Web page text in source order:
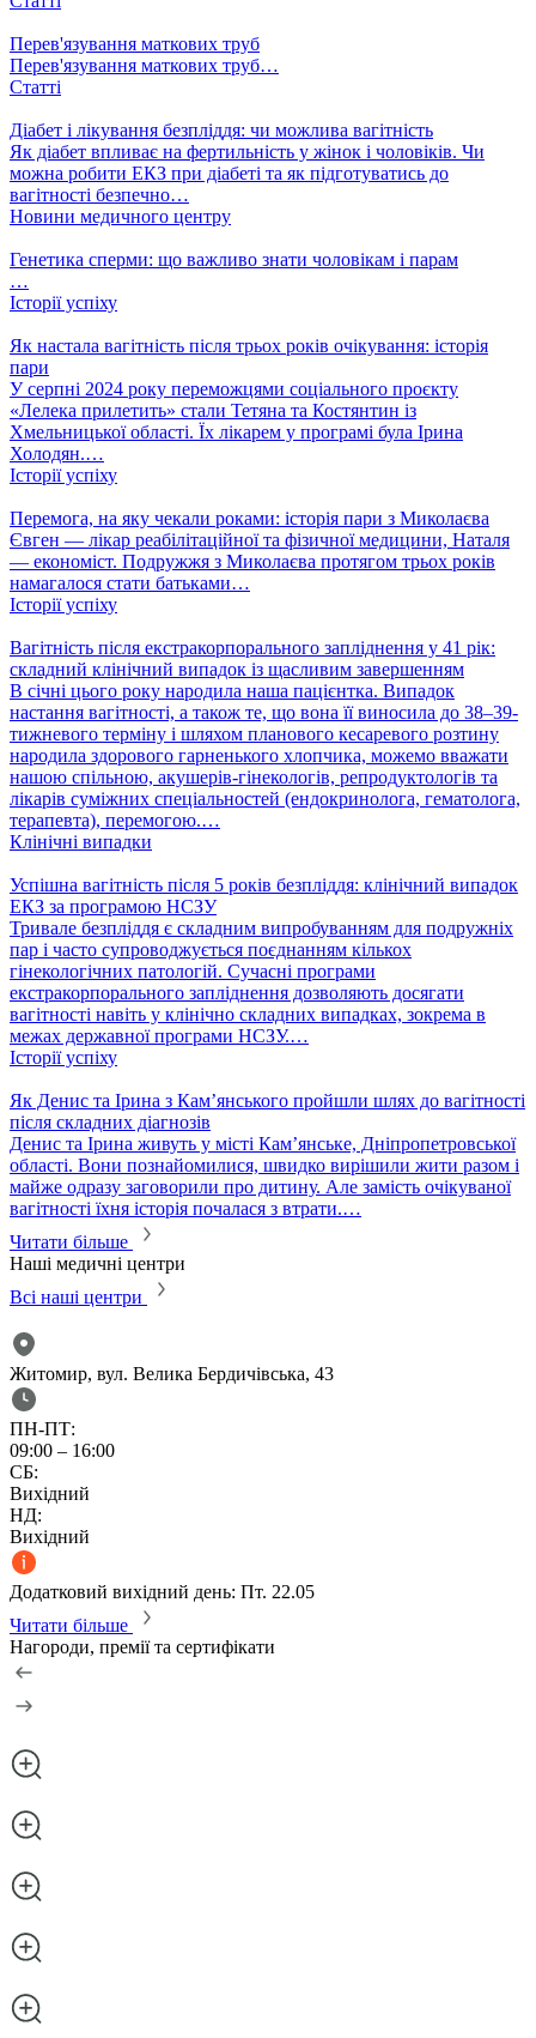
Перев'язування маткових труб
Перев'язування маткових труб…
Статті
Діабет і лікування безпліддя: чи можлива вагітність
Як діабет впливає на фертильність у жінок і чоловіків. Чи
можна робити ЕКЗ при діабеті та як підготуватись до
вагітності безпечно…
Новини медичного центру
Генетика сперми: що важливо знати чоловікам і парам
…
Історії успіху
Як настала вагітність після трьох років очікування: історія
пари
У серпні 2024 року переможцями соціального проєкту
«Лелека прилетить» стали Тетяна та Костянтин із
Хмельницької області. Їх лікарем у програмі була Ірина
Холодян.…
Історії успіху
Перемога, на яку чекали роками: історія пари з Миколаєва
Євген — лікар реабілітаційної та фізичної медицини, Наталя
— економіст. Подружжя з Миколаєва протягом трьох років
намагалося стати батьками…
Історії успіху
Вагітність після екстракорпорального запліднення у 41 рік:
складний клінічний випадок із щасливим завершенням
В січні цього року народила наша пацієнтка. Випадок
настання вагітності, а також те, що вона її виносила до 38–39-
тижневого терміну і шляхом планового кесаревого розтину
народила здорового гарненького хлопчика, можемо вважати
нашою спільною, акушерів-гінекологів, репродуктологів та
лікарів суміжних спеціальностей (ендокринолога, гематолога,
терапевта), перемогою.…
Клінічні випадки
Успішна вагітність після 5 років безпліддя: клінічний випадок
ЕКЗ за програмою НСЗУ
Тривале безпліддя є складним випробуванням для подружніх
пар і часто супроводжується поєднанням кількох
гінекологічних патологій. Сучасні програми
екстракорпорального запліднення дозволяють досягати
вагітності навіть у клінічно складних випадках, зокрема в
межах державної програми НСЗУ.…
Історії успіху
Як Денис та Ірина з Кам’янського пройшли шлях до вагітності
після складних діагнозів
Денис та Ірина живуть у місті Кам’янське, Дніпропетровської
області. Вони познайомилися, швидко вирішили жити разом і
майже одразу заговорили про дитину. Але замість очікуваної
вагітності їхня історія почалася з втрати.…
Читати більше
Наші медичні центри
Всі наші центри
Житомир, вул. Велика Бердичівська, 43
ПН-ПТ:
09:00 – 16:00
СБ:
Вихідний
НД:
Вихідний
Додатковий вихідний день: Пт. 22.05
Читати більше
Нагороди, премії та сертифікати